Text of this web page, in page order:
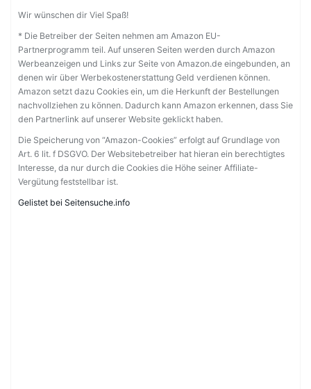
Wir wünschen dir Viel Spaß!
* Die Betreiber der Seiten nehmen am Amazon EU-
Partnerprogramm teil. Auf unseren Seiten werden durch Amazon
Werbeanzeigen und Links zur Seite von Amazon.de eingebunden, an
denen wir über Werbekostenerstattung Geld verdienen können.
Amazon setzt dazu Cookies ein, um die Herkunft der Bestellungen
nachvollziehen zu können. Dadurch kann Amazon erkennen, dass Sie
den Partnerlink auf unserer Website geklickt haben.
Die Speicherung von “Amazon-Cookies” erfolgt auf Grundlage von
Art. 6 lit. f DSGVO. Der Websitebetreiber hat hieran ein berechtigtes
Interesse, da nur durch die Cookies die Höhe seiner Affiliate-
Vergütung feststellbar ist.
Gelistet bei Seitensuche.info